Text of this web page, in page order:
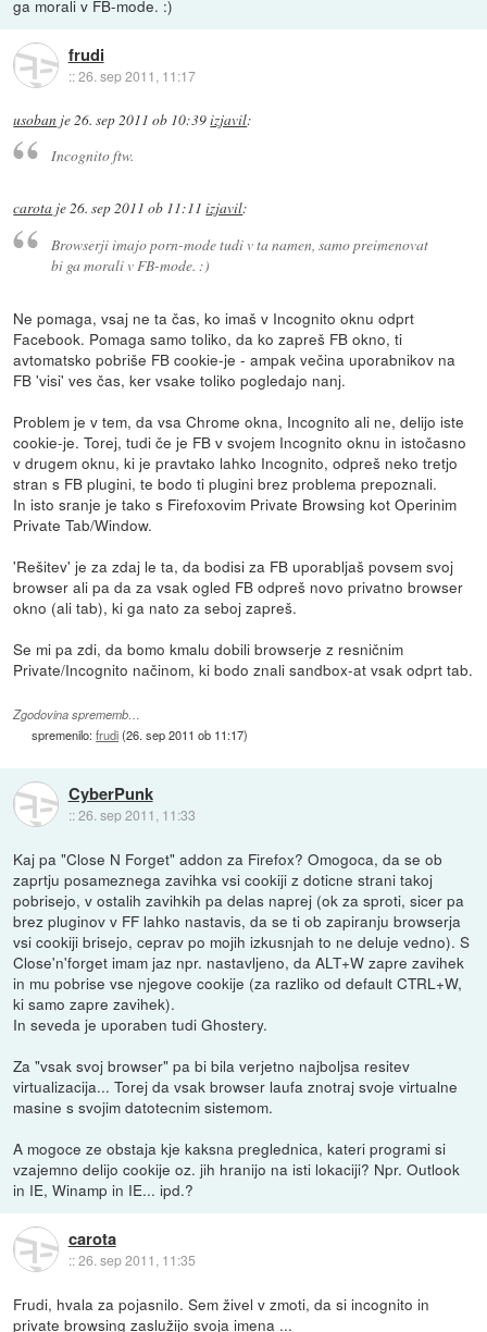
ga morali v FB-mode. :)
frudi
::26. sep 2011, 11:17
usoban je26. sep 2011 ob 10:39izjavil:
Incognito ftw.
carota je26. sep 2011 ob 11:11 izjavil:
Browserji imajo porn-mode tudi v ta namen, samo preimenovat
bi ga morali v FB-mode. :)
Ne pomaga, vsaj ne ta čas, ko imaš v Incognito oknu odprt
Facebook. Pomaga samo toliko, da ko zapreš FB okno, ti
avtomatsko pobriše FB cookie-je - ampak večina uporabnikov na
FB 'visi' ves čas, ker vsake toliko pogledajo nanj.
Problem je v tem, da vsa Chrome okna, Incognito ali ne, delijo iste
cookie-je. Torej, tudi če je FB v svojem Incognito oknu in istočasno
v drugem oknu, ki je pravtako lahko Incognito, odpreš neko tretjo
stran s FB plugini, te bodo ti plugini brez problema prepoznali.
In isto sranje je tako s Firefoxovim Private Browsing kot Operinim
Private Tab/Window.
'Rešitev' je za zdaj le ta, da bodisi za FB uporabljaš povsem svoj
browser ali pa da za vsak ogled FB odpreš novo privatno browser
okno (ali tab), ki ga nato za seboj zapreš.
Se mi pa zdi, da bomo kmalu dobili browserje z resničnim
Private/Incognito načinom, ki bodo znali sandbox-at vsak odprt tab.
Zgodovina sprememb…
spremenilo:frudi(26. sep 2011 ob 11:17)
CyberPunk
::26. sep 2011, 11:33
Kaj pa "Close N Forget" addon za Firefox? Omogoca, da se ob
zaprtju posameznega zavihka vsi cookiji z doticne strani takoj
pobrisejo, v ostalih zavihkih pa delas naprej (ok za sproti, sicer pa
brez pluginov v FF lahko nastavis, da se ti ob zapiranju browserja
vsi cookiji brisejo, ceprav po mojih izkusnjah to ne deluje vedno). S
Close'n'forget imam jaz npr. nastavljeno, da ALT+W zapre zavihek
in mu pobrise vse njegove cookije (za razliko od default CTRL+W,
ki samo zapre zavihek).
In seveda je uporaben tudi Ghostery.
Za "vsak svoj browser" pa bi bila verjetno najboljsa resitev
virtualizacija... Torej da vsak browser laufa znotraj svoje virtualne
masine s svojim datotecnim sistemom.
A mogoce ze obstaja kje kaksna preglednica, kateri programi si
vzajemno delijo cookije oz. jih hranijo na isti lokaciji? Npr. Outlook
in IE, Winamp in IE... ipd.?
carota
::26. sep 2011, 11:35
Frudi, hvala za pojasnilo. Sem živel v zmoti, da si incognito in
private browsing zaslužijo svoja imena ...